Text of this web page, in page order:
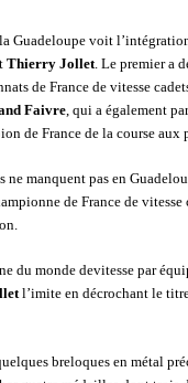
Guadeloupe voit
Thierry Jollet. Le premier a
de France de vitesse
Faivre, qui a également
de France de la course aux
ne manquent pas en
de France de
du monde devitesse par
l’imite en décrochant le
breloques en métal